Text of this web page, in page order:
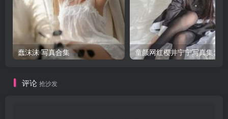
蠢沫沫 写真合集 童颜网红樱井宁宁写真集套图
评论 抢沙发